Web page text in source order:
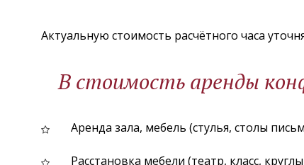
Актуальную стоимость расчётного часа
В стоимость аренды
Аренда зала, мебель (стулья, столы
Расстановка мебели (театр, класс,